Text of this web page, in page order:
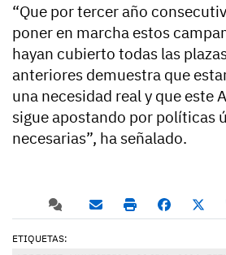
“Que por tercer año
poner en marcha estos
hayan cubierto todas las
anteriores demuestra que
una necesidad real y que este
sigue apostando por políticas
necesarias”, ha señalado.
ETIQUETAS: